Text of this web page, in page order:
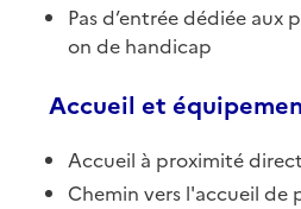
Pas d’entrée dédiée aux
on de handicap
Accueil et
Accueil à proximité
Chemin vers l'accueil de